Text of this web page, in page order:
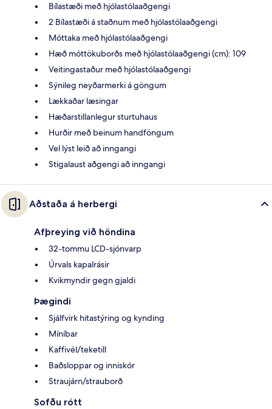
Bílastæði með hjólastólaaðgengi
2 Bílastæði á staðnum með hjólastólaaðgengi
Móttaka með hjólastólaaðgengi
Hæð móttökuborðs með hjólastólaaðgengi (cm): 109
Veitingastaður með hjólastólaaðgengi
Sýnileg neyðarmerki á göngum
Lækkaðar læsingar
Hæðarstillanlegur sturtuhaus
Hurðir með beinum handföngum
Vel lýst leið að inngangi
Stigalaust aðgengi að inngangi
Aðstaða á herbergi
Afþreying við höndina
32-tommu LCD-sjónvarp
Úrvals kapalrásir
Kvikmyndir gegn gjaldi
Þægindi
Sjálfvirk hitastýring og kynding
Míníbar
Kaffivél/teketill
Baðsloppar og inniskór
Straujárn/strauborð
Sofðu rótt